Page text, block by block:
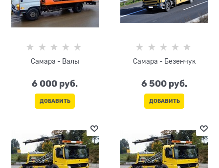
Самара - Валы
6 000 руб.
ДОБАВИТЬ
Самара - Безенчук
6 500 руб.
ДОБАВИТЬ